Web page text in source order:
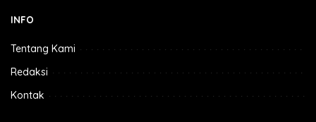
INFO
Tentang Kami
Redaksi
Kontak